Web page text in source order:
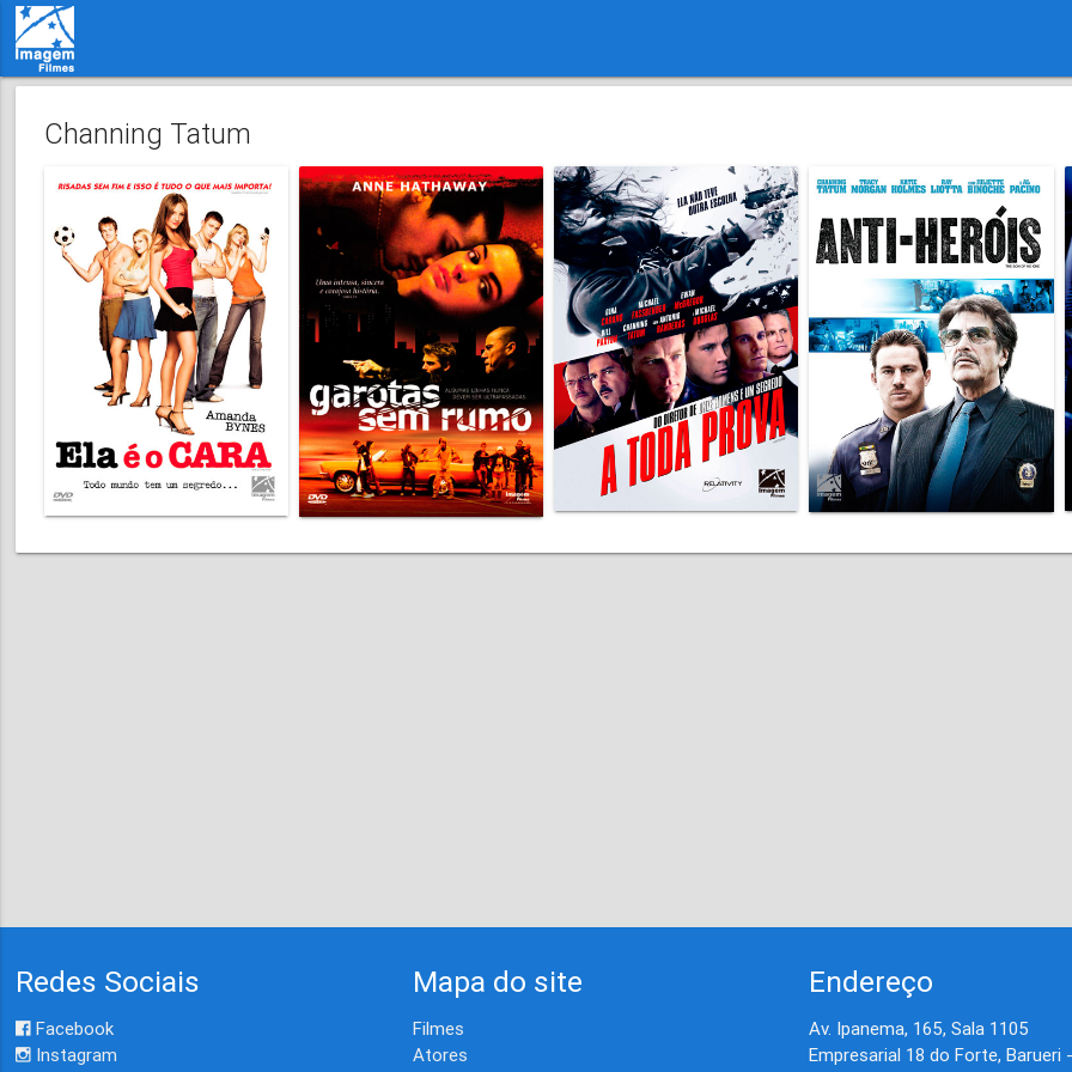
Channing Tatum
Redes Sociais
Facebook
Instagram
Mapa do site
Filmes
Atores
Endereço
Av. Ipanema, 165, Sala 1105
Empresarial 18 do Forte, Barueri